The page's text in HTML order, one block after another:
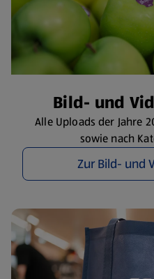
​Bild- und
Alle Uploads der Jahre
sowie nach
Zur Bild- und